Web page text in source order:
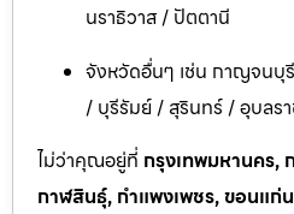
นราธิวาส / ปัตตานี
จังหวัดอื่นๆ เช่น กาญจนบุ
/ บุรีรัมย์ / สุรินทร์ / อุบลร
ไม่ว่าคุณอยู่ที่ กรุงเทพมหานคร,
กาฬสินธุ์, กำแพงเพชร, ขอนแก่น